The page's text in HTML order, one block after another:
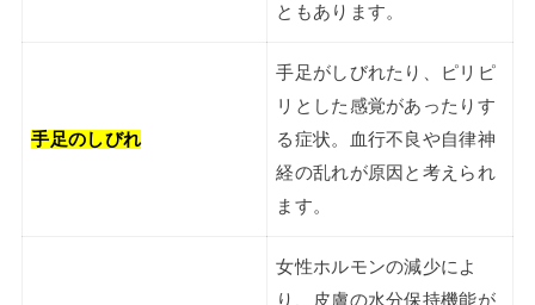
ともあります。
手足のしびれ
手足がしびれたり、ピリピ
リとした感覚があったりす
る症状。血行不良や自律神
経の乱れが原因と考えられ
ます。
女性ホルモンの減少によ
り、皮膚の水分保持機能が